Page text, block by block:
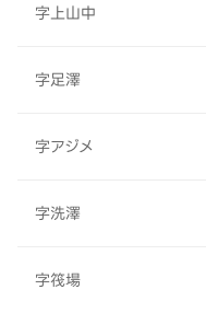
字上山中
字足澤
字アジメ
字洗澤
字筏場